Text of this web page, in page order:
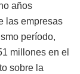
años
las empresas
período,
millones en el
sobre la